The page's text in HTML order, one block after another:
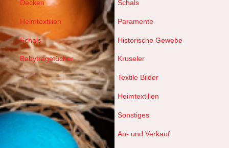
Decken
Heimtextilien
Schals
Babytragetücher
Schals
Paramente
Historische Gewebe
Kruseler
Textile Bilder
Heimtextilien
Sonstiges
An- und Verkauf